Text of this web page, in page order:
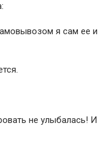
я сам ее и
не улыбалась! И